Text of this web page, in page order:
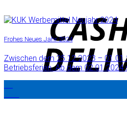
Frohes Neues Jahr 2024
Zwischen dem 25.12.2023 –
Betriebsferien. Ab dem 02.01.2024